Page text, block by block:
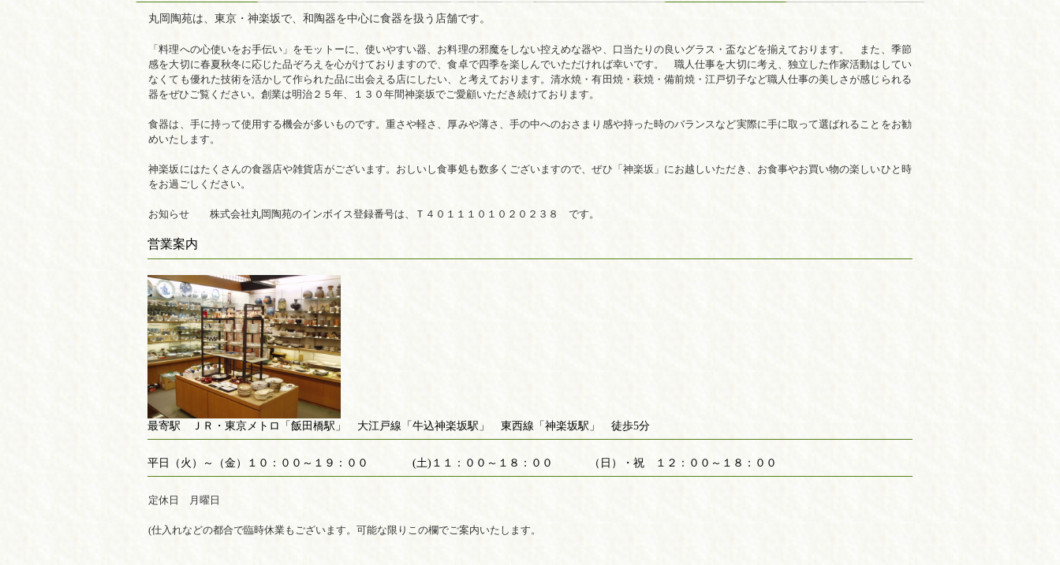
丸岡陶苑は、東京・神楽坂で、和陶器を中心に食器を扱う店舗です。
「料理への心使いをお手伝い」をモットーに、使いやすい器、お料理の邪魔をしない控えめな器や、口当たりの良いグラス・盃などを揃えております。 また、季節
感を大切に春夏秋冬に応じた品ぞろえを心がけておりますので、食卓で四季を楽しんでいただければ幸いです。 職人仕事を大切に考え、独立した作家活動はしてい
なくても優れた技術を活かして作られた品に出会える店にしたい、と考えております。清水焼・有田焼・萩焼・備前焼・江戸切子など職人仕事の美しさが感じられる
器をぜひご覧ください。創業は明治２５年、１３０年間神楽坂でご愛顧いただき続けております。
食器は、手に持って使用する機会が多いものです。重さや軽さ、厚みや薄さ、手の中へのおさまり感や持った時のバランスなど実際に手に取って選ばれることをお勧
めいたします。
神楽坂にはたくさんの食器店や雑貨店がございます。おしいし食事処も数多くございますので、ぜひ「神楽坂」にお越しいただき、お食事やお買い物の楽しいひと時
をお過ごしください。
お知らせ 株式会社丸岡陶苑のインボイス登録番号は、Ｔ４０１１１０１０２０２３８ です。
営業案内
最寄駅 ＪＲ・東京メトロ「飯田橋駅」 大江戸線「牛込神楽坂駅」 東西線「神楽坂駅」 徒歩5分
平日（火）～（金）１０：００～１９：００ (土)１１：００～１８：００ （日）・祝 １２：００～１８：００
定休日 月曜日
(仕入れなどの都合で臨時休業もございます。可能な限りこの欄でご案内いたします。